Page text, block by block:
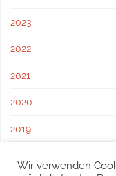
2023
2022
2021
2020
2019
Wir verwenden